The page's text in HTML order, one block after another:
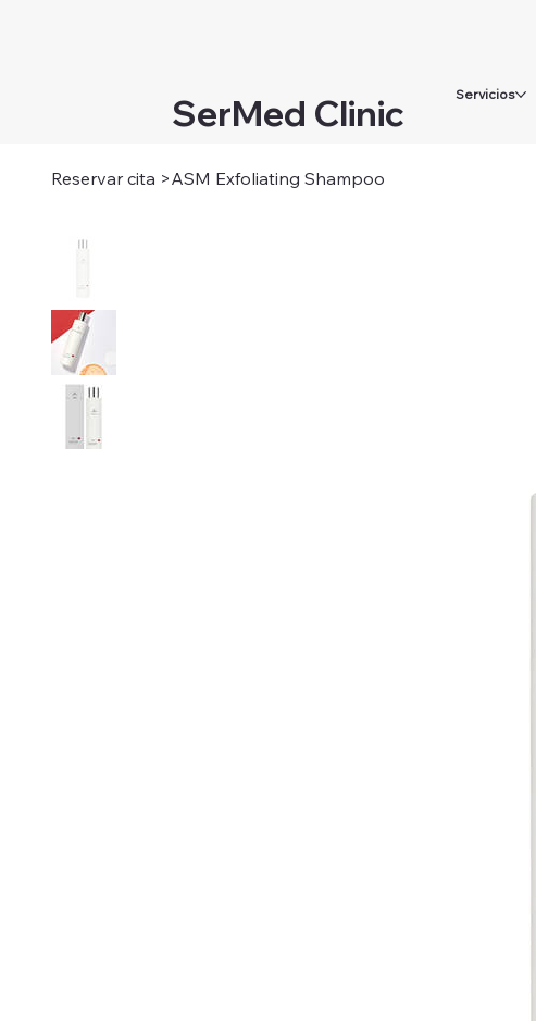
SerMed Clinic Servicios
Reservar cita >ASM Exfoliating Shampoo